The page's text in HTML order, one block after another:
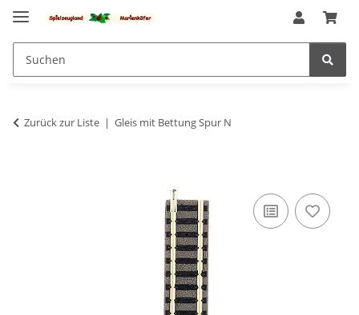
Zurück zur Liste Gleis mit Bettung Spur N